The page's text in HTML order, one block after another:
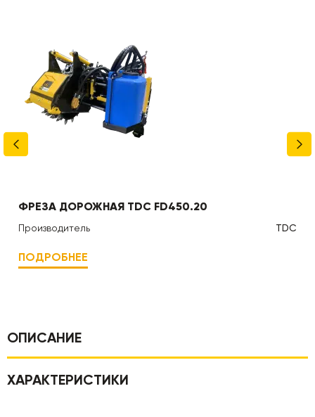
ФРЕЗА ДОРОЖНАЯ TDC FD450.20
Производитель TDC
ПОДРОБНЕЕ
ОПИСАНИЕ
ХАРАКТЕРИСТИКИ